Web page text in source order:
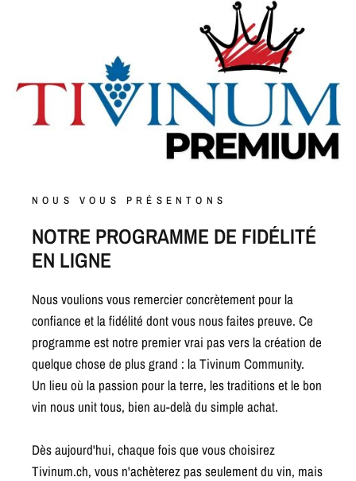
NOUS VOUS PRÉSENTONS
NOTRE PROGRAMME DE FIDÉLITÉ
EN LIGNE
Nous voulions vous remercier concrètement pour la
confiance et la fidélité dont vous nous faites preuve. Ce
programme est notre premier vrai pas vers la création de
quelque chose de plus grand : la Tivinum Community.
Un lieu où la passion pour la terre, les traditions et le bon
vin nous unit tous, bien au-delà du simple achat.
Dès aujourd'hui, chaque fois que vous choisirez
Tivinum.ch, vous n'achèterez pas seulement du vin, mais